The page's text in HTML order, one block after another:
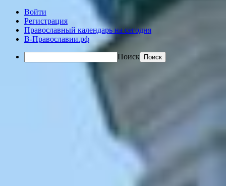
Войти
Регистрация
Православный календарь на сегодня
В-Православии.рф
Поиск